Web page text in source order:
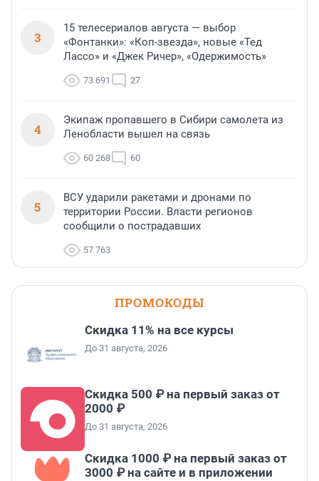
3
15 телесериалов августа — выбор
«Фонтанки»: «Коп-звезда», новые «Тед
Лассо» и «Джек Ричер», «Одержимость»
73 691 27
4
Экипаж пропавшего в Сибири самолета из
Ленобласти вышел на связь
60 268 60
5
ВСУ ударили ракетами и дронами по
территории России. Власти регионов
сообщили о пострадавших
57 763
ПРОМОКОДЫ
Скидка 11% на все курсы
До 31 августа, 2026
Скидка 500 ₽ на первый заказ от
2000 ₽
До 31 августа, 2026
Скидка 1000 ₽ на первый заказ от
3000 ₽ на сайте и в приложении